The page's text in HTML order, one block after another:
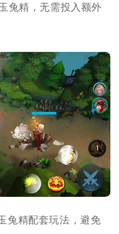
兔精，无需投入额外
兔精配套玩法，避免